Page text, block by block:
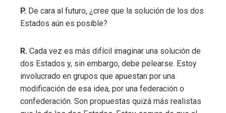
P. De cara al futuro, ¿cree que la solución de los dos
Estados aún es posible?
R. Cada vez es más difícil imaginar una solución de
dos Estados y, sin embargo, debe pelearse. Estoy
involucrado en grupos que apuestan por una
modificación de esa idea, por una federación o
confederación. Son propuestas quizá más realistas